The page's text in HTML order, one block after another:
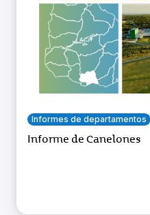
Informes de departamentos
Informe de Canelones